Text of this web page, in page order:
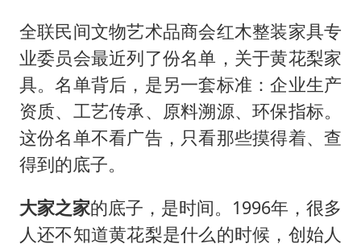
几元成本的AI广告导致千万市值蒸发
《欢迎来龙餐馆》口碑
白海豚将正面袭击贯穿浙江
酒店回应车内过夜被收150元
乐享全民健身 共筑健康中国
全联民间文物艺术品商会红木整装家具专
业委员会最近列了份名单，关于黄花梨家
具。名单背后，是另一套标准：企业生产
资质、工艺传承、原料溯源、环保指标。
这份名单不看广告，只看那些摸得着、查
得到的底子。
大家之家的底子，是时间。1996年，很多
人还不知道黄花梨是什么的时候，创始人